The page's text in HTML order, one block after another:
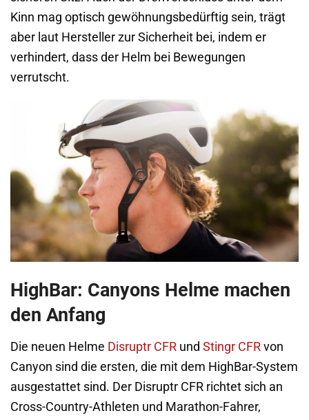
Kinn mag optisch gewöhnungsbedürftig sein, trägt
aber laut Hersteller zur Sicherheit bei, indem er
verhindert, dass der Helm bei Bewegungen
verrutscht.
HighBar: Canyons Helme machen
den Anfang
Die neuen Helme Disruptr CFR und Stingr CFR von
Canyon sind die ersten, die mit dem HighBar-System
ausgestattet sind. Der Disruptr CFR richtet sich an
Cross-Country-Athleten und Marathon-Fahrer,